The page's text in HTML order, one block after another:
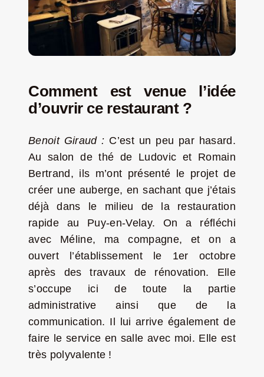
Comment est venue l’idée
d’ouvrir ce restaurant ?
Benoit Giraud : C’est un peu par hasard.
Au salon de thé de Ludovic et Romain
Bertrand, ils m’ont présenté le projet de
créer une auberge, en sachant que j’étais
déjà dans le milieu de la restauration
rapide au Puy-en-Velay. On a réfléchi
avec Méline, ma compagne, et on a
ouvert l’établissement le 1er octobre
après des travaux de rénovation. Elle
s’occupe ici de toute la partie
administrative ainsi que de la
communication. Il lui arrive également de
faire le service en salle avec moi. Elle est
très polyvalente !